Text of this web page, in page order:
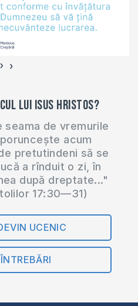
‹ ›
lui Isus Hristos?
seama de vremurile
acum
pretutindeni să se
a rînduit o zi, în
după dreptate..."
17:30—31)
UCENIC